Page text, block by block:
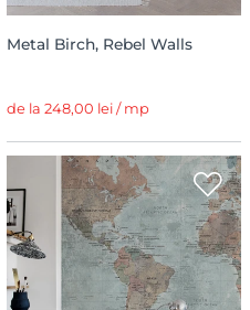
Metal Birch, Rebel Walls
de la 248,00 lei / mp